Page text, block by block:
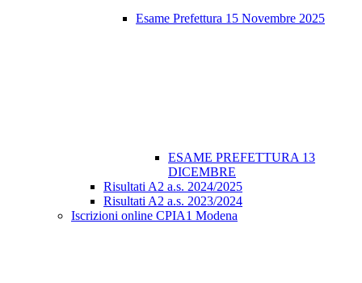
Esame Prefettura 15 Novembre 2025
ESAME PREFETTURA 13
DICEMBRE
Risultati A2 a.s. 2024/2025
Risultati A2 a.s. 2023/2024
Iscrizioni online CPIA1 Modena